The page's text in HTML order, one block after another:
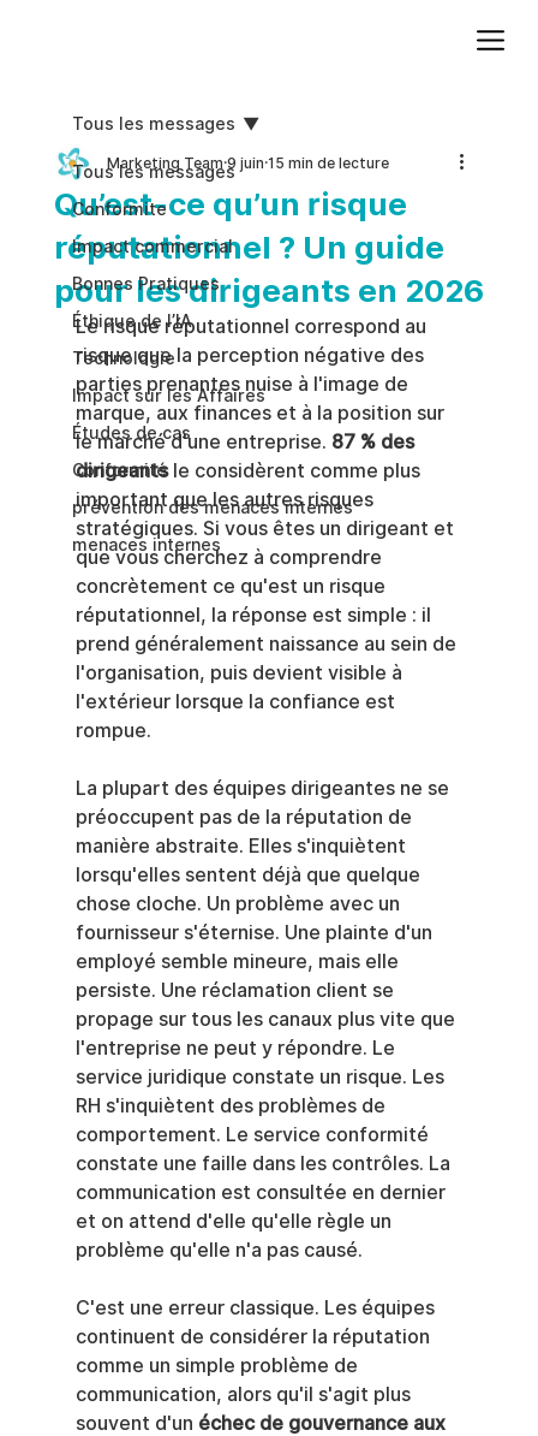
Tous les messages
Conformite
Impact commercial
Bonnes Pratiques
Éthique de l’IA
Technologie
Impact sur les Affaires
Études de cas
Conformité
prévention des menaces internes
menaces internes
Tous les messages
Qu’est-ce qu’un risque
réputationnel ? Un guide
pour les dirigeants en 2026
Marketing Team 9 juin 15 min de lecture
Le risque réputationnel correspond au
risque que la perception négative des
parties prenantes nuise à l'image de
marque, aux finances et à la position sur
le marché d'une entreprise. 87 % des
dirigeants le considèrent comme plus
important que les autres risques
stratégiques. Si vous êtes un dirigeant et
que vous cherchez à comprendre
concrètement ce qu'est un risque
réputationnel, la réponse est simple : il
prend généralement naissance au sein de
l'organisation, puis devient visible à
l'extérieur lorsque la confiance est
rompue.
La plupart des équipes dirigeantes ne se
préoccupent pas de la réputation de
manière abstraite. Elles s'inquiètent
lorsqu'elles sentent déjà que quelque
chose cloche. Un problème avec un
fournisseur s'éternise. Une plainte d'un
employé semble mineure, mais elle
persiste. Une réclamation client se
propage sur tous les canaux plus vite que
l'entreprise ne peut y répondre. Le
service juridique constate un risque. Les
RH s'inquiètent des problèmes de
comportement. Le service conformité
constate une faille dans les contrôles. La
communication est consultée en dernier
et on attend d'elle qu'elle règle un
problème qu'elle n'a pas causé.
C'est une erreur classique. Les équipes
continuent de considérer la réputation
comme un simple problème de
communication, alors qu'il s'agit plus
souvent d'un échec de gouvernance aux